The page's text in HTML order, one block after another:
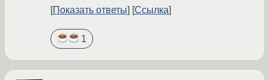
Показать ответы
Ссылка
1